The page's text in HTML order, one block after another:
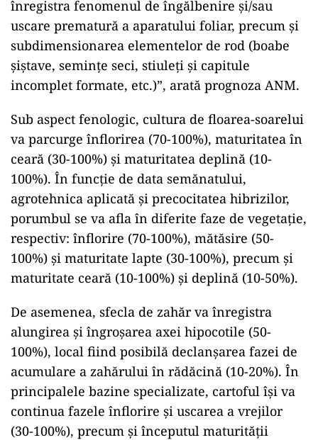
înregistra fenomenul de îngălbenire şi/sau
uscare prematură a aparatului foliar, precum şi
subdimensionarea elementelor de rod (boabe
şiştave, seminţe seci, stiuleţi şi capitule
incomplet formate, etc.)”, arată prognoza ANM.
Sub aspect fenologic, cultura de floarea-soarelui
va parcurge înflorirea (70-100%), maturitatea în
ceară (30-100%) şi maturitatea deplină (10-
100%). În funcţie de data semănatului,
agrotehnica aplicată şi precocitatea hibrizilor,
porumbul se va afla în diferite faze de vegetaţie,
respectiv: înflorire (70-100%), mătăsire (50-
100%) şi maturitate lapte (30-100%), precum şi
maturitate ceară (10-100%) şi deplină (10-50%).
De asemenea, sfecla de zahăr va înregistra
alungirea şi îngroşarea axei hipocotile (50-
100%), local fiind posibilă declanşarea fazei de
acumulare a zahărului în rădăcină (10-20%). În
principalele bazine specializate, cartoful îşi va
continua fazele înflorire şi uscarea a vrejilor
(30-100%), precum şi începutul maturităţii